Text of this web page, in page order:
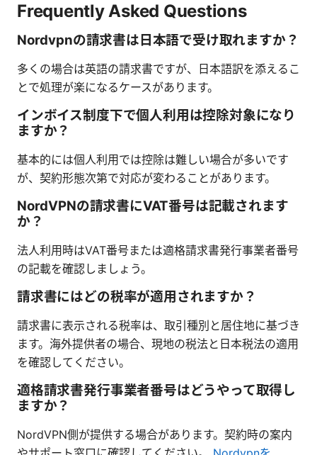
Frequently Asked Questions
Nordvpnの請求書は日本語で受け取れますか？
多くの場合は英語の請求書ですが、日本語訳を添えるこ
とで処理が楽になるケースがあります。
インボイス制度下で個人利用は控除対象になり
ますか？
基本的には個人利用では控除は難しい場合が多いです
が、契約形態次第で対応が変わることがあります。
NordVPNの請求書にVAT番号は記載されます
か？
法人利用時はVAT番号または適格請求書発行事業者番号
の記載を確認しましょう。
請求書にはどの税率が適用されますか？
請求書に表示される税率は、取引種別と居住地に基づき
ます。海外提供者の場合、現地の税法と日本税法の適用
を確認してください。
適格請求書発行事業者番号はどうやって取得し
ますか？
NordVPN側が提供する場合があります。契約時の案内